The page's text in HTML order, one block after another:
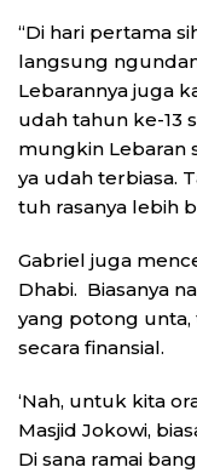
“Di hari pertama
langsung
Lebarannya juga
udah tahun ke-13
mungkin Lebaran
ya udah terbiasa.
tuh rasanya lebih
Gabriel juga
Dhabi. Biasanya
yang potong unta,
secara finansial.
‘Nah, untuk kita
Masjid Jokowi,
Di sana ramai